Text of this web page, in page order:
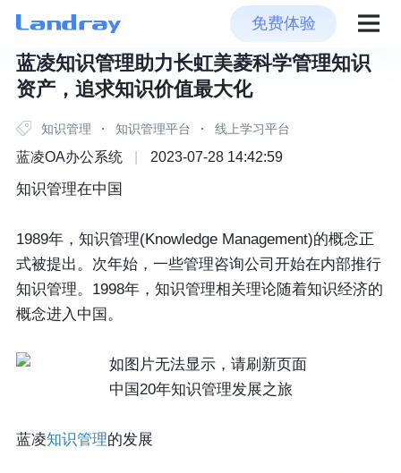
免费体验
蓝凌知识管理助力长虹美菱科学管理知识
资产，追求知识价值最大化
知识管理 · 知识管理平台 · 线上学习平台
蓝凌OA办公系统 2023-07-28 14:42:59
知识管理在中国
1989年，知识管理(Knowledge Management)的概念正
式被提出。次年始，一些管理咨询公司开始在内部推行
知识管理。1998年，知识管理相关理论随着知识经济的
概念进入中国。
中国20年知识管理发展之旅
蓝凌知识管理的发展